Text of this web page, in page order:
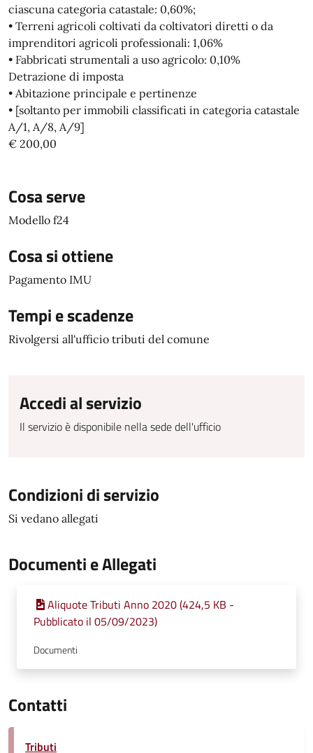
ciascuna categoria catastale: 0,60%;
• Terreni agricoli coltivati da coltivatori diretti o da
imprenditori agricoli professionali: 1,06%
• Fabbricati strumentali a uso agricolo: 0,10%
Detrazione di imposta
• Abitazione principale e pertinenze
• [soltanto per immobili classificati in categoria catastale
A/1, A/8, A/9]
€ 200,00
Cosa serve
Modello f24
Cosa si ottiene
Pagamento IMU
Tempi e scadenze
Rivolgersi all'ufficio tributi del comune
Accedi al servizio
Il servizio è disponibile nella sede dell'ufficio
Condizioni di servizio
Si vedano allegati
Documenti e Allegati
Aliquote Tributi Anno 2020 (424,5 KB -
Pubblicato il 05/09/2023)
Documenti
Contatti
Tributi